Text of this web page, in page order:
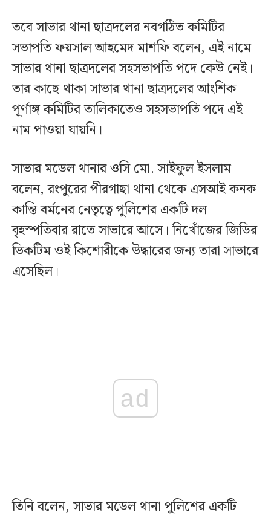
তবে সাভার থানা ছাত্রদলের নবগঠিত কমিটির
সভাপতি ফয়সাল আহমেদ মাশফি বলেন, এই নামে
সাভার থানা ছাত্রদলের সহসভাপতি পদে কেউ নেই।
তার কাছে থাকা সাভার থানা ছাত্রদলের আংশিক
পূর্ণাঙ্গ কমিটির তালিকাতেও সহসভাপতি পদে এই
নাম পাওয়া যায়নি।
সাভার মডেল থানার ওসি মো. সাইফুল ইসলাম
বলেন, রংপুরের পীরগাছা থানা থেকে এসআই কনক
কান্তি বর্মনের নেতৃত্বে পুলিশের একটি দল
বৃহস্পতিবার রাতে সাভারে আসে। নিখোঁজের জিডির
ভিকটিম ওই কিশোরীকে উদ্ধারের জন্য তারা সাভারে
এসেছিল।
ad
তিনি বলেন, সাভার মডেল থানা পুলিশের একটি